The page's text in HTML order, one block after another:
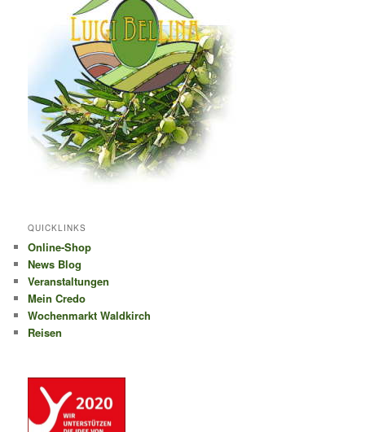
QUICKLINKS
Online-Shop
News Blog
Veranstaltungen
Mein Credo
Wochenmarkt Waldkirch
Reisen